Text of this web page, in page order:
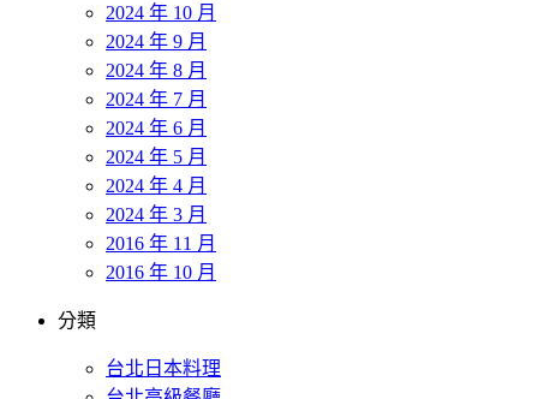
2024 年 10 月
2024 年 9 月
2024 年 8 月
2024 年 7 月
2024 年 6 月
2024 年 5 月
2024 年 4 月
2024 年 3 月
2016 年 11 月
2016 年 10 月
分類
台北日本料理